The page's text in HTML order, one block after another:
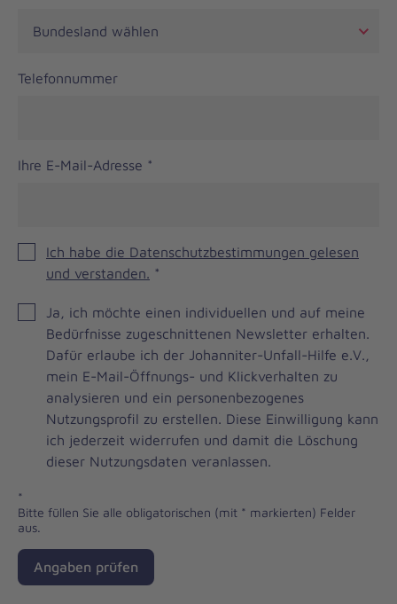
Telefonnummer
Ihre E-Mail-Adresse *
Ich habe die Datenschutzbestimmungen gelesen
und verstanden. *
Brevo
Newsletter
Checkbox
Ja, ich möchte einen individuellen und auf meine
Bedürfnisse zugeschnittenen Newsletter erhalten.
Dafür erlaube ich der Johanniter-Unfall-Hilfe e.V.,
mein E-Mail-Öffnungs- und Klickverhalten zu
analysieren und ein personenbezogenes
Nutzungsprofil zu erstellen. Diese Einwilligung kann
ich jederzeit widerrufen und damit die Löschung
dieser Nutzungsdaten veranlassen.
*
Bitte füllen Sie alle obligatorischen (mit * markierten) Felder
aus.
Angaben prüfen